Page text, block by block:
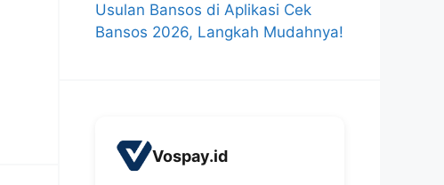
Usulan Bansos di Aplikasi Cek
Bansos 2026, Langkah Mudahnya!
Vospay.id